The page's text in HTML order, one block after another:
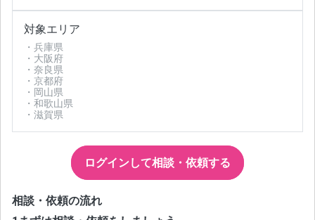
対象エリア
・兵庫県
・大阪府
・奈良県
・京都府
・岡山県
・和歌山県
・滋賀県
ログインして相談・依頼する
相談・依頼の流れ